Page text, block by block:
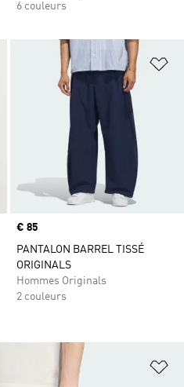
6 couleurs
Ajouter à la Liste de produits
Prix
€ 85
PANTALON BARREL TISSÉ
ORIGINALS
Hommes Originals
2 couleurs